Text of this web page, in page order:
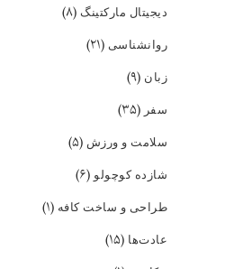
دیجیتال مارکتینگ (۸)
روانشناسی (۲۱)
زبان (۹)
سفر (۳۵)
سلامت و ورزش (۵)
شازده کوچولو(۶)
طراحی و ساخت کافه (۱)
عادت‌ها (۱۵)